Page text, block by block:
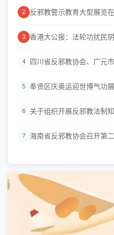
2 反邪教警示教育大型展览
3 香港大公报：法轮功扰民
4 四川省反邪教协会、广元
5 奉贤区庆奥运迎世博气功
6 关于组织开展反邪教法制
7 海南省反邪教协会召开第